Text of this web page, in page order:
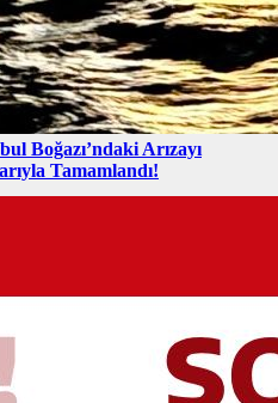
Boğazı’ndaki Arızayı
Tamamlandı!